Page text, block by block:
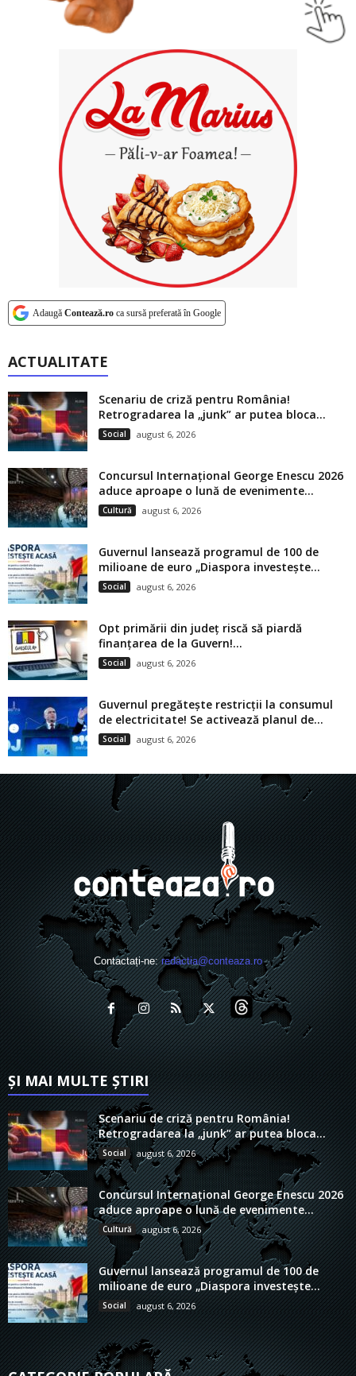
Adaugă Contează.ro ca sursă preferată în Google
ACTUALITATE
Scenariu de criză pentru România!
Retrogradarea la „junk” ar putea bloca...
Social august 6, 2026
Concursul Internațional George Enescu 2026
aduce aproape o lună de evenimente...
Cultură august 6, 2026
Guvernul lansează programul de 100 de
milioane de euro „Diaspora investește...
Social august 6, 2026
Opt primării din județ riscă să piardă
finanțarea de la Guvern!...
Social august 6, 2026
Guvernul pregătește restricții la consumul
de electricitate! Se activează planul de...
Social august 6, 2026
Contactați-ne:redactia@conteaza.ro
ȘI MAI MULTE ȘTIRI
Scenariu de criză pentru România!
Retrogradarea la „junk” ar putea bloca...
Social august 6, 2026
Concursul Internațional George Enescu 2026
aduce aproape o lună de evenimente...
Cultură august 6, 2026
Guvernul lansează programul de 100 de
milioane de euro „Diaspora investește...
Social august 6, 2026